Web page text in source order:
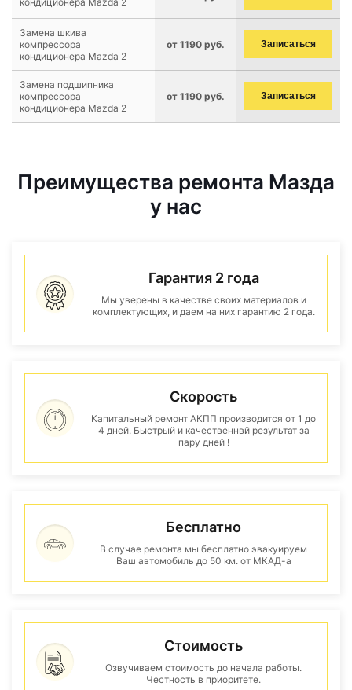
Замена шкива
компрессора
кондиционера Mazda 2
от 1190 руб. Записаться
Замена подшипника
компрессора
кондиционера Mazda 2
от 1190 руб. Записаться
Преимущества ремонта Мазда
у нас
Гарантия 2 года
Мы уверены в качестве своих материалов и
комплектующих, и даем на них гарантию 2 года.
Скорость
Капитальный ремонт АКПП производится от 1 до
4 дней. Быстрый и качественнвй результат за
пару дней !
Бесплатно
В случае ремонта мы бесплатно эвакуируем
Ваш автомобиль до 50 км. от МКАД-а
Стоимость
Озвучиваем стоимость до начала работы.
Честность в приоритете.